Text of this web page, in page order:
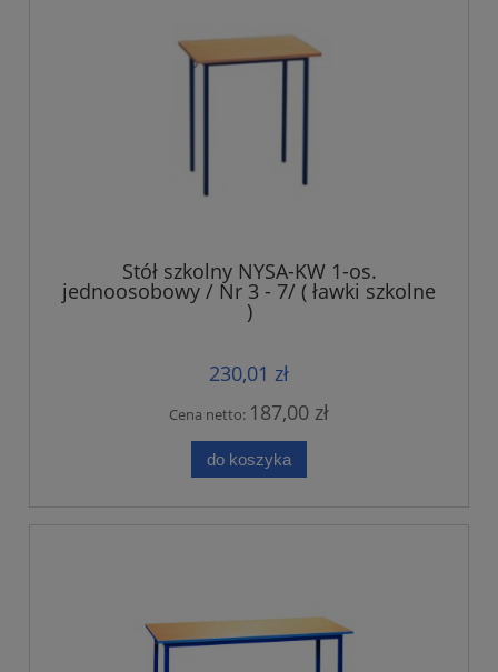
Stół szkolny NYSA-KW 1-os.
jednoosobowy / Nr 3 - 7/ ( ławki szkolne
)
230,01 zł
Cena netto: 187,00 zł
do koszyka